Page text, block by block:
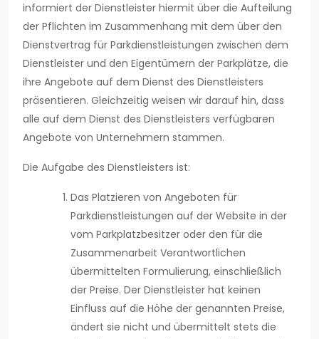
informiert der Dienstleister hiermit über die Aufteilung
der Pflichten im Zusammenhang mit dem über den
Dienstvertrag für Parkdienstleistungen zwischen dem
Dienstleister und den Eigentümern der Parkplätze, die
ihre Angebote auf dem Dienst des Dienstleisters
präsentieren. Gleichzeitig weisen wir darauf hin, dass
alle auf dem Dienst des Dienstleisters verfügbaren
Angebote von Unternehmern stammen.
Die Aufgabe des Dienstleisters ist:
Das Platzieren von Angeboten für
Parkdienstleistungen auf der Website in der
vom Parkplatzbesitzer oder den für die
Zusammenarbeit Verantwortlichen
übermittelten Formulierung, einschließlich
der Preise. Der Dienstleister hat keinen
Einfluss auf die Höhe der genannten Preise,
ändert sie nicht und übermittelt stets die